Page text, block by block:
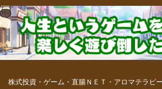
株式投資・ゲーム・直腸ＮＥＴ・アロマテラピ